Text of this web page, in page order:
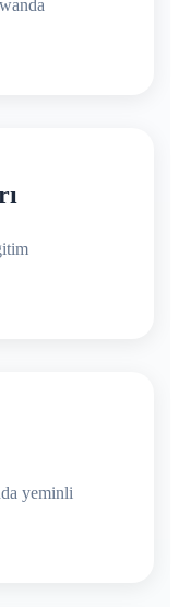
yeminli